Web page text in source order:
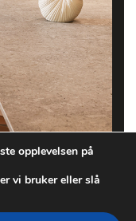
opplevelsen på
vi bruker eller slå